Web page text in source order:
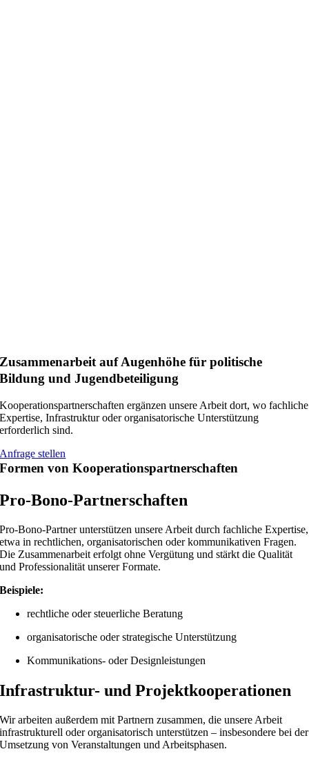
Zusammenarbeit auf Augenhöhe für politische
Bildung und Jugendbeteiligung
Kooperationspartnerschaften ergänzen unsere Arbeit dort, wo fachliche
Expertise, Infrastruktur oder organisatorische Unterstützung
erforderlich sind.
Anfrage stellen
Formen von Kooperationspartnerschaften
Pro-Bono-Partnerschaften
Pro-Bono-Partner unterstützen unsere Arbeit durch fachliche Expertise,
etwa in rechtlichen, organisatorischen oder kommunikativen Fragen.
Die Zusammenarbeit erfolgt ohne Vergütung und stärkt die Qualität
und Professionalität unserer Formate.
Beispiele:
rechtliche oder steuerliche Beratung
organisatorische oder strategische Unterstützung
Kommunikations- oder Designleistungen
Infrastruktur- und Projektkooperationen
Wir arbeiten außerdem mit Partnern zusammen, die unsere Arbeit
infrastrukturell oder organisatorisch unterstützen – insbesondere bei der
Umsetzung von Veranstaltungen und Arbeitsphasen.